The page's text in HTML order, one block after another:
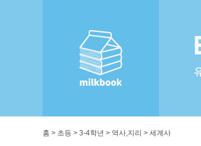
홈 > 초등 > 3-4학년 > 역사,지리 > 세계사